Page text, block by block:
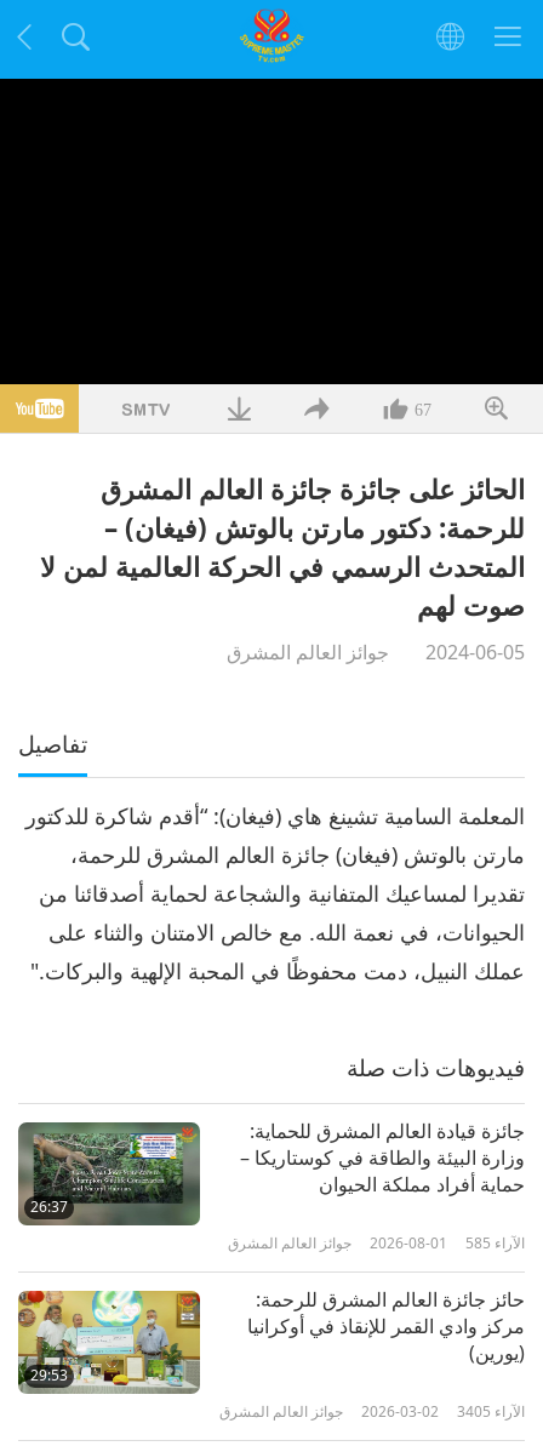
67
الحائز على جائزة جائزة العالم المشرق
للرحمة: دكتور مارتن بالوتش (فيغان) –
المتحدث الرسمي في الحركة العالمية لمن لا
صوت لهم
2024-06-05 جوائز العالم المشرق
تفاصيل
المعلمة السامية تشينغ هاي (فيغان): “أقدم شاكرة للدكتور
مارتن بالوتش (فيغان) جائزة العالم المشرق للرحمة،
تقديرا لمساعيك المتفانية والشجاعة لحماية أصدقائنا من
الحيوانات، في نعمة الله. مع خالص الامتنان والثناء على
عملك النبيل، دمت محفوظًا في المحبة الإلهية والبركات."
فيديوهات ذات صلة
26:37
جائزة قيادة العالم المشرق للحماية:
وزارة البيئة والطاقة في كوستاريكا –
حماية أفراد مملكة الحيوان
جوائز العالم المشرق 2026-08-01 585 الآراء
29:53
حائز جائزة العالم المشرق للرحمة:
مركز وادي القمر للإنقاذ في أوكرانيا
(يورين)
جوائز العالم المشرق 2026-03-02 3405 الآراء